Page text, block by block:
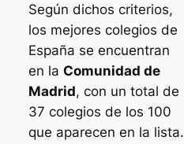
Según dichos criterios,
los mejores colegios de
España se encuentran
en la Comunidad de
Madrid, con un total de
37 colegios de los 100
que aparecen en la lista.